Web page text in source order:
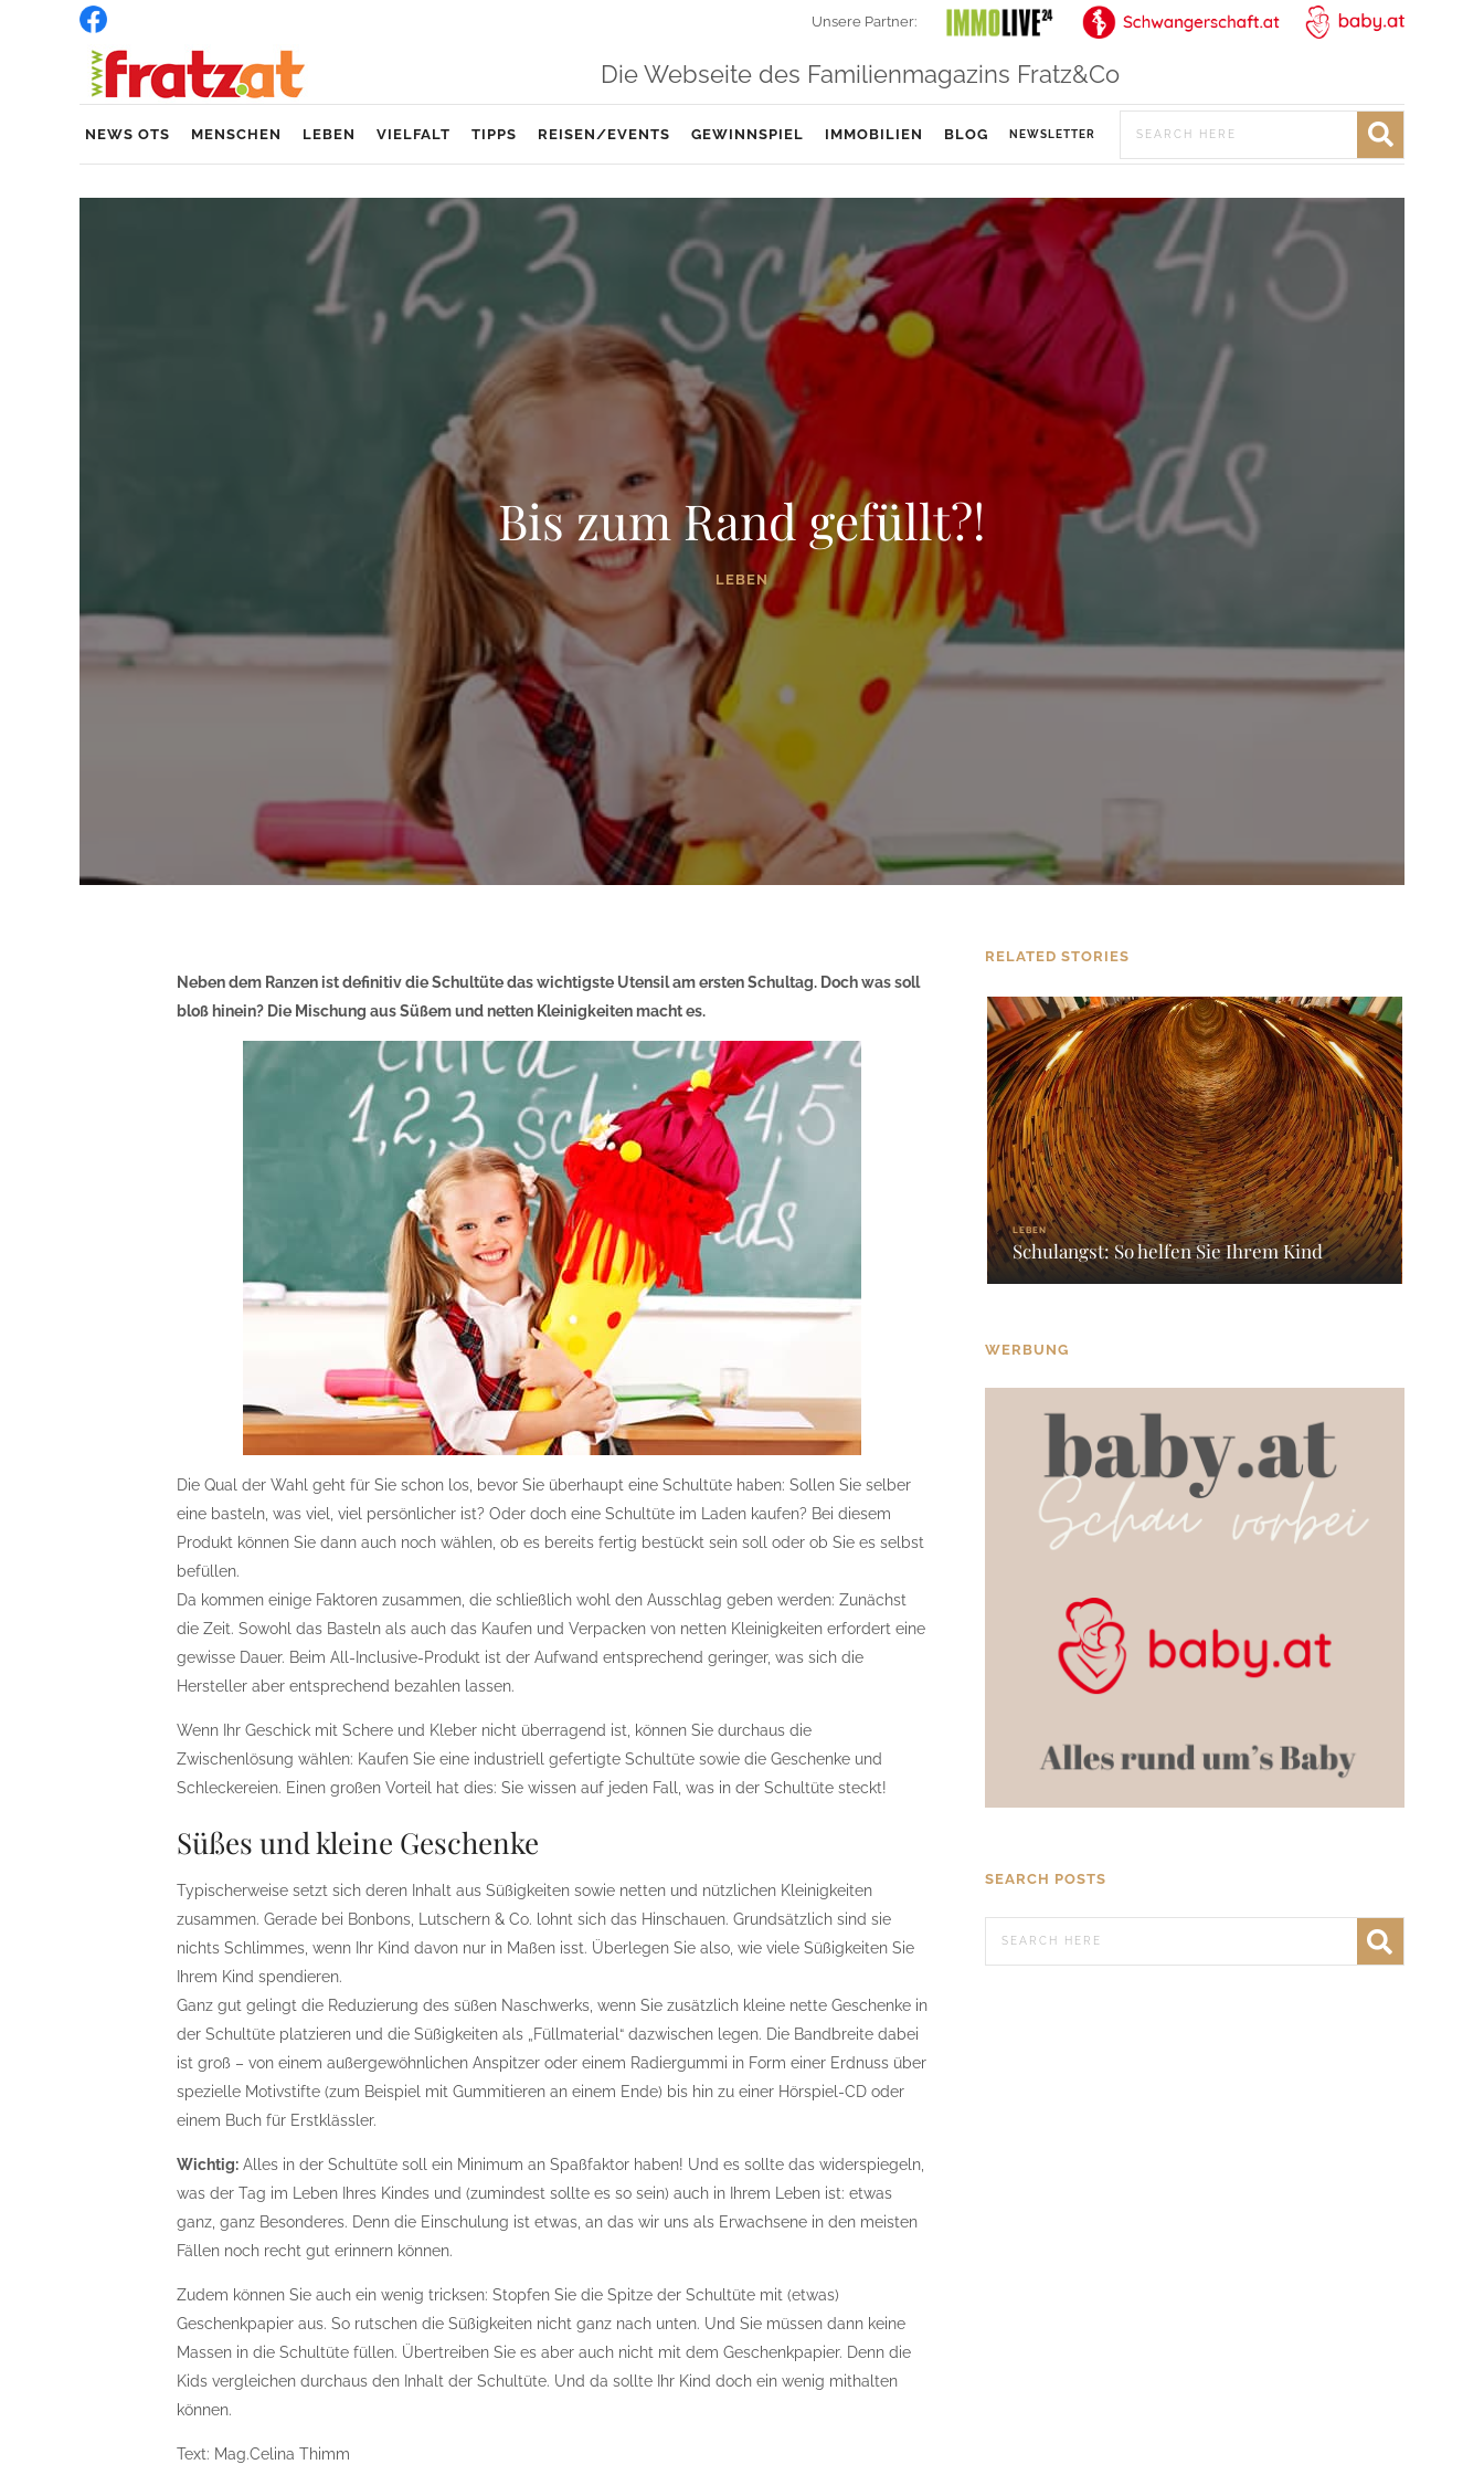
Unsere Partner:
Die Webseite des Familienmagazins Fratz&Co
NEWS OTS MENSCHEN LEBEN VIELFALT TIPPS REISEN/EVENTS GEWINNSPIEL IMMOBILIEN BLOG NEWSLETTER
Bis zum Rand gefüllt?!
LEBEN
Neben dem Ranzen ist definitiv die Schultüte das wichtigste Utensil am ersten Schultag. Doch was soll
bloß hinein? Die Mischung aus Süßem und netten Kleinigkeiten macht es.
Die Qual der Wahl geht für Sie schon los, bevor Sie überhaupt eine Schultüte haben: Sollen Sie selber
eine basteln, was viel, viel persönlicher ist? Oder doch eine Schultüte im Laden kaufen? Bei diesem
Produkt können Sie dann auch noch wählen, ob es bereits fertig bestückt sein soll oder ob Sie es selbst
befüllen.
Da kommen einige Faktoren zusammen, die schließlich wohl den Ausschlag geben werden: Zunächst
die Zeit. Sowohl das Basteln als auch das Kaufen und Verpacken von netten Kleinigkeiten erfordert eine
gewisse Dauer. Beim All-Inclusive-Produkt ist der Aufwand entsprechend geringer, was sich die
Hersteller aber entsprechend bezahlen lassen.
Wenn Ihr Geschick mit Schere und Kleber nicht überragend ist, können Sie durchaus die
Zwischenlösung wählen: Kaufen Sie eine industriell gefertigte Schultüte sowie die Geschenke und
Schleckereien. Einen großen Vorteil hat dies: Sie wissen auf jeden Fall, was in der Schultüte steckt!
Süßes und kleine Geschenke
Typischerweise setzt sich deren Inhalt aus Süßigkeiten sowie netten und nützlichen Kleinigkeiten
zusammen. Gerade bei Bonbons, Lutschern & Co. lohnt sich das Hinschauen. Grundsätzlich sind sie
nichts Schlimmes, wenn Ihr Kind davon nur in Maßen isst. Überlegen Sie also, wie viele Süßigkeiten Sie
Ihrem Kind spendieren.
Ganz gut gelingt die Reduzierung des süßen Naschwerks, wenn Sie zusätzlich kleine nette Geschenke in
der Schultüte platzieren und die Süßigkeiten als „Füllmaterial“ dazwischen legen. Die Bandbreite dabei
ist groß – von einem außergewöhnlichen Anspitzer oder einem Radiergummi in Form einer Erdnuss über
spezielle Motivstifte (zum Beispiel mit Gummitieren an einem Ende) bis hin zu einer Hörspiel-CD oder
einem Buch für Erstklässler.
Wichtig: Alles in der Schultüte soll ein Minimum an Spaßfaktor haben! Und es sollte das widerspiegeln,
was der Tag im Leben Ihres Kindes und (zumindest sollte es so sein) auch in Ihrem Leben ist: etwas
ganz, ganz Besonderes. Denn die Einschulung ist etwas, an das wir uns als Erwachsene in den meisten
Fällen noch recht gut erinnern können.
Zudem können Sie auch ein wenig tricksen: Stopfen Sie die Spitze der Schultüte mit (etwas)
Geschenkpapier aus. So rutschen die Süßigkeiten nicht ganz nach unten. Und Sie müssen dann keine
Massen in die Schultüte füllen. Übertreiben Sie es aber auch nicht mit dem Geschenkpapier. Denn die
Kids vergleichen durchaus den Inhalt der Schultüte. Und da sollte Ihr Kind doch ein wenig mithalten
können.
Text: Mag.Celina Thimm
RELATED STORIES
LEBEN
Schulangst: So helfen Sie Ihrem Kind
WERBUNG
SEARCH POSTS